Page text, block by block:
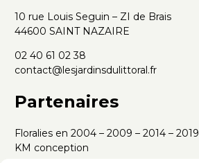
10 rue Louis Seguin – ZI de Brais
44600 SAINT NAZAIRE
02 40 61 02 38
contact@lesjardinsdulittoral.fr
Partenaires
Floralies en 2004 – 2009 – 2014 – 2019
KM conception